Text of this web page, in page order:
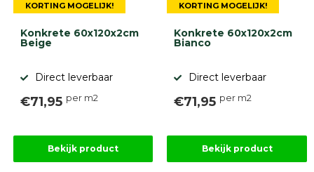
KORTING MOGELIJK!
Konkrete 60x120x2cm
Beige
Direct leverbaar
€71,95 per m2
Bekijk product
KORTING MOGELIJK!
Konkrete 60x120x2cm
Bianco
Direct leverbaar
€71,95 per m2
Bekijk product